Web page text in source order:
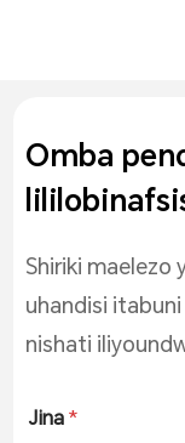
Omba
Shiriki maelezo
uhandisi
nishati
Jina*